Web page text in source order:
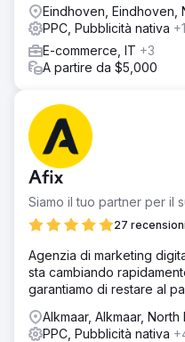
Eindhoven, Eindhoven,
PPC, Pubblicità nativa
E-commerce, IT +3
A partire da $5,000
Afix
Siamo il tuo partner per il
27 recensioni
Agenzia di marketing
sta cambiando
garantiamo di restare al
Alkmaar, Alkmaar,
PPC, Pubblicità nativa